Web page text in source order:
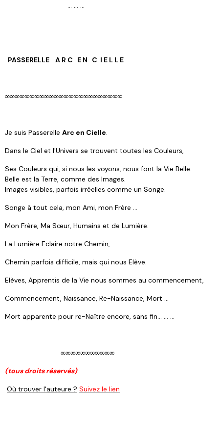
… … …
PASSERELLE A R C E N C I E L L E
∞∞∞∞∞∞∞∞∞∞∞∞∞∞∞∞∞∞∞∞∞∞∞∞
Je suis Passerelle Arc en Cielle.
Dans le Ciel et l'Univers se trouvent toutes les Couleurs,
Ses Couleurs qui, si nous les voyons, nous font la Vie Belle.
Belle est la Terre, comme des Images.
Images visibles, parfois irréelles comme un Songe.
Songe à tout cela, mon Ami, mon Frère …
Mon Frère, Ma Sœur, Humains et de Lumière.
La Lumière Eclaire notre Chemin,
Chemin parfois difficile, mais qui nous Elève.
Elèves, Apprentis de la Vie nous sommes au commencement,
Commencement, Naissance, Re-Naissance, Mort …
Mort apparente pour re-Naître encore, sans fin... ... ...
∞∞∞∞∞∞∞∞∞∞∞
(tous droits réservés)
Où trouver l'auteure ? Suivez le lien